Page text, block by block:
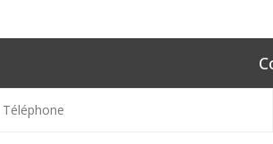
Téléphone